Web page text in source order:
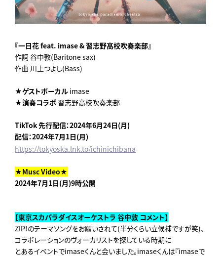
『一日花 feat. imase & 習志野高校吹奏楽部』
作詞 谷中敦(Baritone sax)
作曲 川上つよし(Bass)
★ゲストボーカル imase
★演奏コラボ 習志野高校吹奏楽部
TikTok 先行配信：2024年6月24日(月)
配信：2024年7月1日(月)
https://tokyoska.lnk.to/ichinichibana
★Musc Video★
2024年7月1日(月)9時公開
【東京スカパラダイスオーケストラ 谷中敦 コメント】
ZIP!のテーマソングをお願いされて(半分くらい立候補ですが笑)、
コラボレーションのヴォーカリストを探している時期に
とあるイベントでimaseくんと会いました。imaseくんは『imaseで